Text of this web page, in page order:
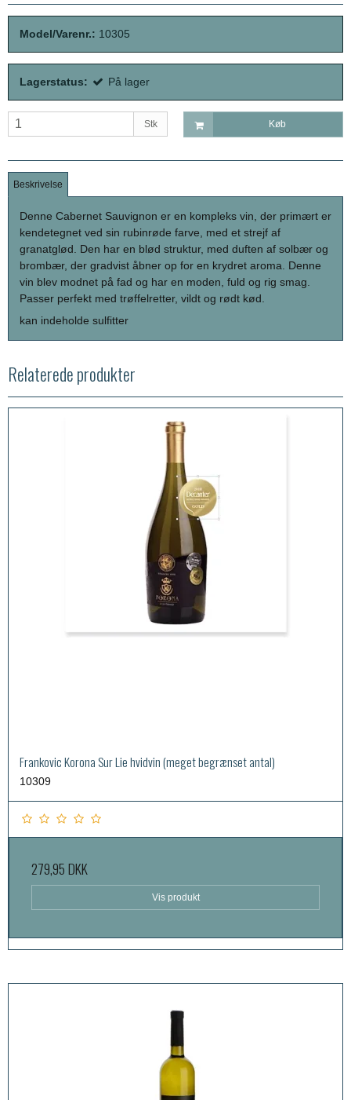
Model/Varenr.: 10305
Lagerstatus: På lager
Stk Køb
Beskrivelse
Denne Cabernet Sauvignon er en kompleks vin, der primært er
kendetegnet ved sin rubinrøde farve, med et strejf af
granatglød.
Den har en blød struktur, med duften af solbær og
brombær, der gradvist åbner op for en krydret aroma.
Denne
vin blev modnet på fad og har en moden, fuld og rig smag.
Passer perfekt med trøffelretter, vildt og rødt kød.
kan indeholde sulfitter
Relaterede produkter
Frankovic Korona Sur Lie hvidvin (meget begrænset antal)
10309
279,95 DKK
Vis produkt